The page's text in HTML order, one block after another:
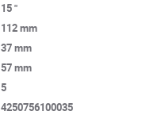
15 "
112 mm
37 mm
57 mm
5
4250756100035